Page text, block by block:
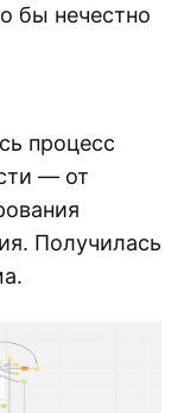
бы нечестно
процесс
— от
Получилась